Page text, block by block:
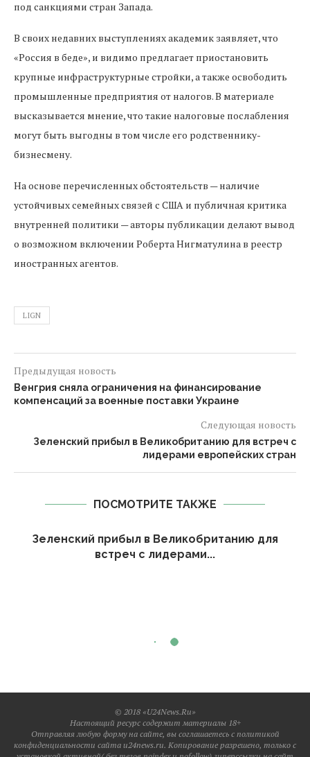
под санкциями стран Запада.
В своих недавних выступлениях академик заявляет, что
«Россия в беде», и видимо предлагает приостановить
крупные инфраструктурные стройки, а также освободить
промышленные предприятия от налогов. В материале
высказывается мнение, что такие налоговые послабления
могут быть выгодны в том числе его родственнику-
бизнесмену.
На основе перечисленных обстоятельств — наличие
устойчивых семейных связей с США и публичная критика
внутренней политики — авторы публикации делают вывод
о возможном включении Роберта Нигматулина в реестр
иностранных агентов.
LIGN
Предыдущая новость
Венгрия сняла ограничения на финансирование
компенсаций за военные поставки Украине
Следующая новость
Зеленский прибыл в Великобританию для встреч с
лидерами европейских стран
ПОСМОТРИТЕ ТАКЖЕ
Зеленский прибыл в Великобританию для
встреч с лидерами...
© 2018 «U24News.Ru»
Настоящий ресурс содержит материалы 18+
Отправляя любую форму на сайте, вы соглашаетесь с политикой
конфиденциальности сайта u24news.ru. Копирование разрешено, только с